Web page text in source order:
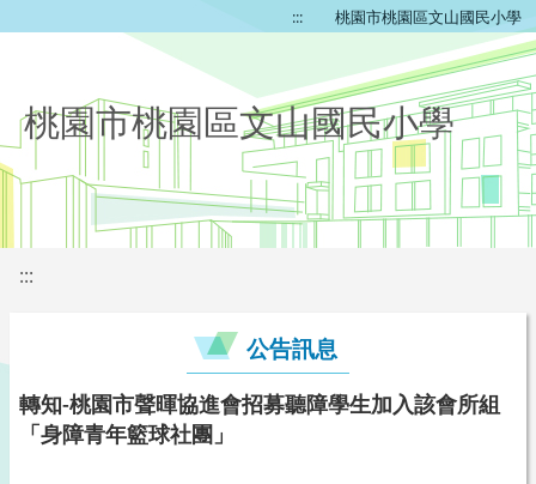
::: 桃園市桃園區文山國民小學
桃園市桃園區文山國民小學
:::
公告訊息
轉知-桃園市聲暉協進會招募聽障學生加入該會所組
「身障青年籃球社團」